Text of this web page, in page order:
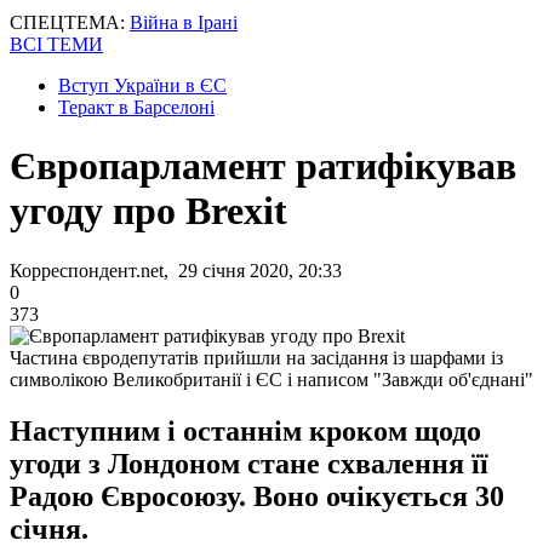
СПЕЦТЕМА: Війна в Ірані
ВСІ ТЕМИ
Вступ України в ЄС
Теракт в Барселоні
Європарламент ратифікував
угоду про Brexit
Корреспондент.net, 29 січня 2020, 20:33
0
373
Частина євродепутатів прийшли на засідання із шарфами із
символікою Великобританії і ЄС і написом "Завжди об'єднані"
Наступним і останнім кроком щодо
угоди з Лондоном стане схвалення її
Радою Євросоюзу. Воно очікується 30
січня.